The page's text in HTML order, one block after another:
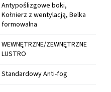
Antypoślizgowe boki,
Kołnierz z wentylacją, Belka
formowalna
WEWNĘTRZNE/ZEWNĘTRZNE
LUSTRO
Standardowy Anti-fog